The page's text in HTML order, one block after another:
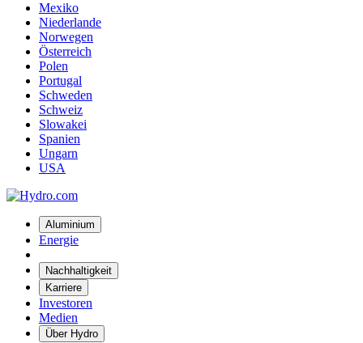
Mexiko
Niederlande
Norwegen
Österreich
Polen
Portugal
Schweden
Schweiz
Slowakei
Spanien
Ungarn
USA
Aluminium
Energie
Nachhaltigkeit
Karriere
Investoren
Medien
Über Hydro